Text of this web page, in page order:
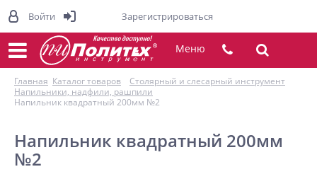
Меню
Главная Каталог товаров
Столярный и слесарный инструмент
Напильники, надфили, рашпили
Напильник квадратный 200мм №2
Напильник квадратный 200мм
№2
Войти Зарегистрироваться